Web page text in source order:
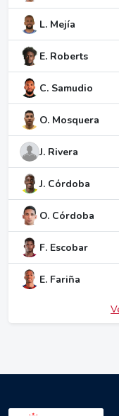
L. Mejía
E. Roberts
C. Samudio
O. Mosquera
J. Rivera
J. Córdoba
O. Córdoba
F. Escobar
E. Fariña